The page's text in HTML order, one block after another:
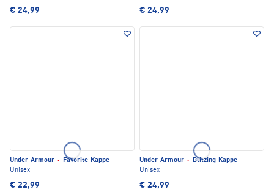
€ 24,99 € 24,99
Under Armour ·
Favorite Kappe
Unisex
€ 22,99
Under Armour ·
Blitzing Kappe
Unisex
€ 24,99